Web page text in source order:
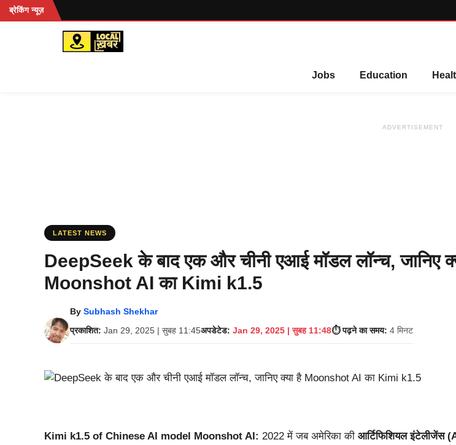
Skip
to
ब्रेकिंग न्यूज़
Jobs Education
ADVERTISEMENT
LATEST NEWS
DeepSeek के बाद एक और चीनी एआई मॉडल लॉन्च, जानिए
Moonshot AI का Kimi k1.5
By Subhash Shekhar
प्रकाशित: Jan 29, 2025 | सुबह 11:45अपडेटेड: Jan 29, 2025 | सुबह 11:48⏱️ पढ़ने का समय: 4 मिनट
Kimi k1.5 of Chinese AI model Moonshot AI: 2022 में जब अमेरिका की आर्टिफिशियल इंटेलीजेंस